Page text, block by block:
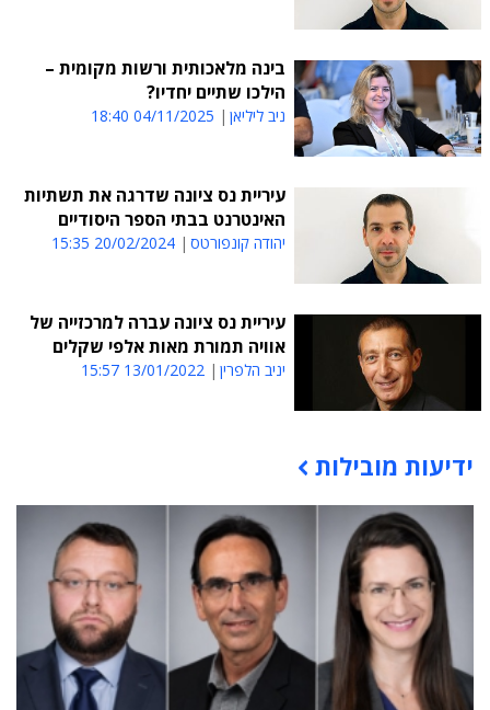
בינה מלאכותית ורשות מקומית –
הילכו שתיים יחדיו?
ניב ליליאן 04/11/2025 18:40
עיריית נס ציונה שדרגה את תשתיות
האינטרנט בבתי הספר היסודיים
יהודה קונפורטס 20/02/2024 15:35
עיריית נס ציונה עברה למרכזייה של
אוויה תמורת מאות אלפי שקלים
יניב הלפרין 13/01/2022 15:57
תוכן פרסומי
ידיעות מובילות